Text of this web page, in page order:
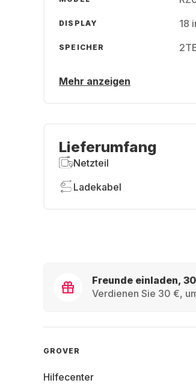
DISPLAY 18
SPEICHER
Mehr anzeigen
Lieferumfang
Netzteil
Ladekabel
Freunde einladen,
Verdienen Sie 30 €,
GROVER
Hilfecenter